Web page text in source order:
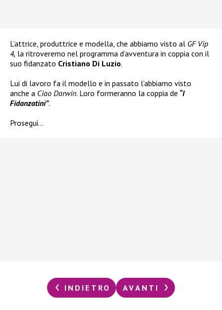
L’attrice, produttrice e modella, che abbiamo visto al GF Vip
4, la ritroveremo nel programma d’avventura in coppia con il
suo fidanzato Cristiano Di Luzio.
Lui di lavoro fa il modello e in passato l’abbiamo visto
anche a Ciao Darwin. Loro formeranno la coppia de “I
Fidanzatini”.
Prosegui…
INDIETRO AVANTI